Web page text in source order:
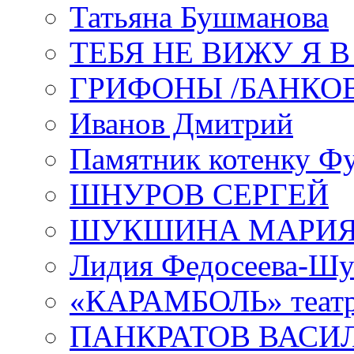
Татьяна Бушманова
ТЕБЯ НЕ ВИЖУ Я
ГРИФОНЫ /
Иванов Дмитрий
Памятник котенку
ШНУРОВ СЕРГЕЙ
ШУКШИНА
Лидия Федосеева-
«КАРАМБОЛЬ»
ПАНКРАТОВ